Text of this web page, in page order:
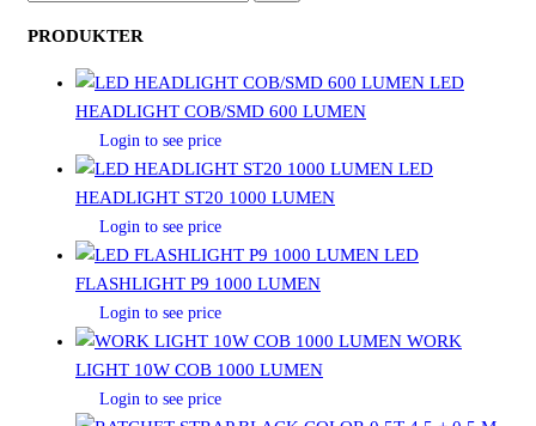
PRODUKTER
LED
HEADLIGHT COB/SMD 600 LUMEN
Login to see price
LED
HEADLIGHT ST20 1000 LUMEN
Login to see price
LED
FLASHLIGHT P9 1000 LUMEN
Login to see price
WORK
LIGHT 10W COB 1000 LUMEN
Login to see price